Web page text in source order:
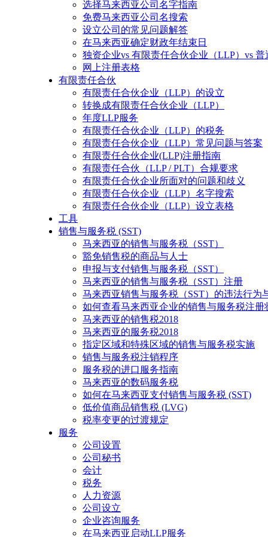
选择马来西亚公司名字指南
免费马来西亚公司名搜索
设立公司的常见问题解答
在马来西亚确定财政年结束日
独资企业vs 有限责任合伙企业（LLP）vs 普
网上注册表格
有限责任合伙
有限责任合伙企业（LLP）的设立
转换成有限责任合伙企业（LLP）
年度LLP服务
有限责任合伙企业（LLP）的税务
有限责任合伙企业（LLP）常见问题与答案
有限责任合伙企业(LLP)注册指南
有限责任合伙（LLP / PLT）合规要求
有限责任合伙企业所面对的问题和歧义
有限责任合伙企业（LLP）名字搜索
有限责任合伙企业（LLP）设立表格
工具
销售与服务税 (SST)
马来西亚的销售与服务税（SST）
豁免销售税的商品与人士
申报与支付销售与服务税（SST）
马来西亚的销售与服务税（SST）注册
马来西亚销售与服务税（SST）的违法行为
如何查看马来西亚企业的销售与服务税注册
马来西亚的销售税2018
马来西亚的服务税2018
指定区域和特殊区域的销售与服务税实施
销售与服务税注销程序
服务税的进口服务指南
马来西亚的数码服务税
如何在马来西亚支付销售与服务税 (SST)
低价值商品销售税 (LVG)
税率变更的过渡规定
服务
公司设置
公司秘书
会计
税务
人力资源
公司设立
企业咨询服务
在马来西亚启动LLP服务